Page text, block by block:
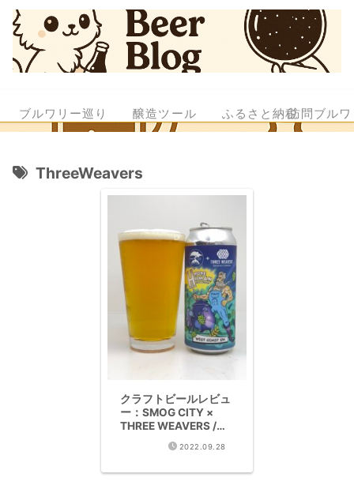
ブルワリー巡り 醸造ツール ふるさと納税訪問ブル
ThreeWeavers
クラフトビールレビュ
ー：SMOG CITY ×
THREE WEAVERS /
MORE HUMAN THAN
WIZARD(WCIPA
2022.09.28